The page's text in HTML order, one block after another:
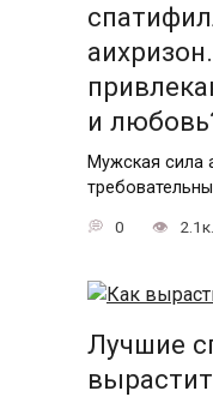
и
Мужская сила
0 2.1к.
Лучшие